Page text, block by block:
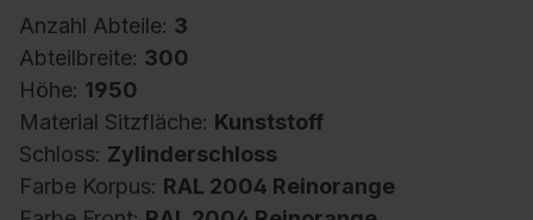
Anzahl Abteile: 3
Abteilbreite: 300
Höhe: 1950
Material Sitzfläche: Kunststoff
Schloss: Zylinderschloss
Farbe Korpus: RAL 2004 Reinorange